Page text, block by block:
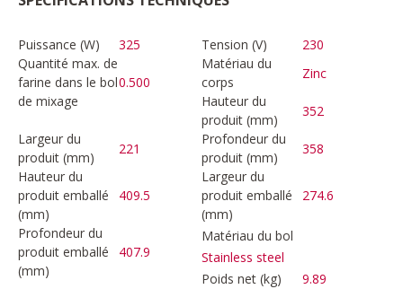
Puissance (W) 325 Tension (V)
230
Quantité max. de
farine dans le bol
de mixage
0.500
Matériau du
corps
Zinc
Hauteur du
produit (mm)
352
Largeur du
produit (mm)
221
Profondeur du
produit (mm)
358
Hauteur du
produit emballé
(mm)
409.5
Largeur du
produit emballé
(mm)
274.6
Profondeur du
produit emballé
(mm)
407.9
Matériau du bol
Stainless steel
Poids net (kg)
9.89